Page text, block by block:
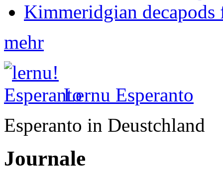
Kimmeridgian
mehr
Lernu Esperanto
Esperanto in Deustchland
Journale